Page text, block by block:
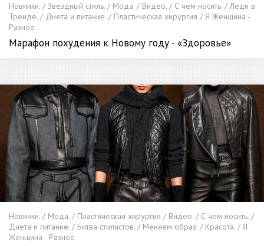
Новинки. / Звездный стиль. / Мода. / Видео. / С чем носить. / Леди в
Тренде. / Диета и питание. / Пластическая хирургия / Я Женщина -
Разное
Марафон похудения к Новому году - «Здоровье»
Новинки. / Мода. / Пластическая хирургия / Видео. / С чем носить. /
Диета и питание. / Битва стилистов. / Меняем образ. / Красота. / Я
Женщина - Разное